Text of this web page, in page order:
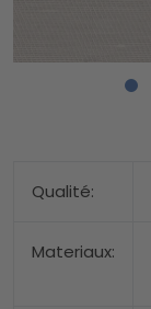
Qualité:
Materiaux: